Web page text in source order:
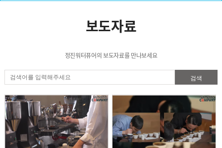
보도자료
정진워터퓨어의 보도자료를 만나보세요